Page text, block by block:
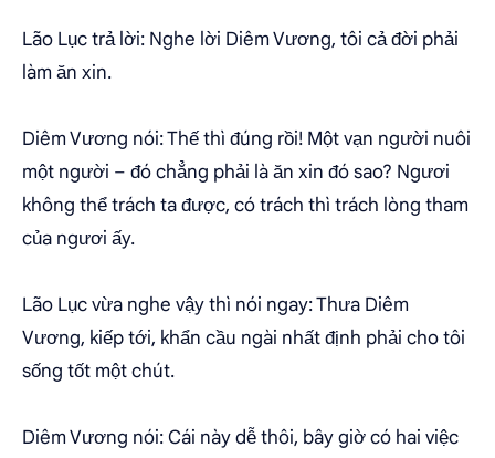
Lão Lục trả lời: Nghe lời Diêm Vương, tôi cả đời phải
làm ăn xin.
Diêm Vương nói: Thế thì đúng rồi! Một vạn người nuôi
một người – đó chẳng phải là ăn xin đó sao? Ngươi
không thể trách ta được, có trách thì trách lòng tham
của ngươi ấy.
Lão Lục vừa nghe vậy thì nói ngay: Thưa Diêm
Vương, kiếp tới, khẩn cầu ngài nhất định phải cho tôi
sống tốt một chút.
Diêm Vương nói: Cái này dễ thôi, bây giờ có hai việc